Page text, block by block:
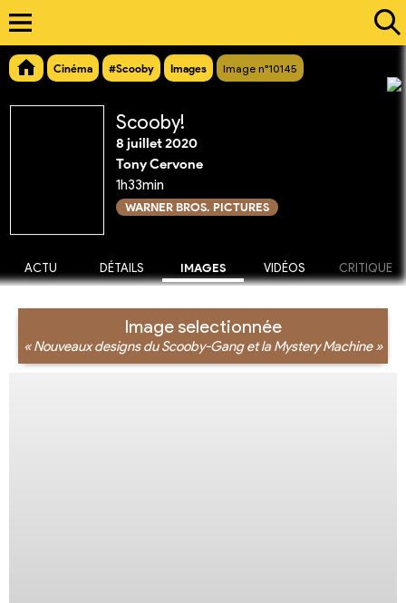
Cinéma #Scooby Images Image n°10145
Scooby!
8 juillet 2020
Tony Cervone
1h33min
WARNER BROS. PICTURES
ACTU DÉTAILS IMAGES VIDÉOS CRITIQUE
Image selectionnée
« Nouveaux designs du Scooby-Gang et la Mystery Machine »